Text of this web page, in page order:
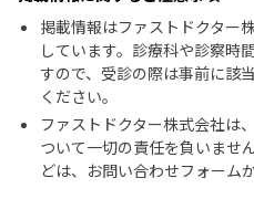
掲載情報はファストドクター
しています。診療科や診察時
すので、受診の際は事前に該
ください。
ファストドクター株式会社は
ついて一切の責任を負いませ
どは、お問い合わせフォーム